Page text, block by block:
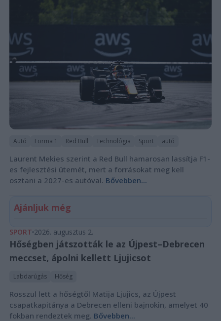
Autó Forma 1 Red Bull Technológia Sport autó
Laurent Mekies szerint a Red Bull hamarosan lassítja F1-
es fejlesztési ütemét, mert a forrásokat meg kell
osztani a 2027-es autóval. Bővebben...
Ajánljuk még
SPORT 2026. augusztus 2.
Hőségben játszották le az Újpest–Debrecen
meccset, ápolni kellett Ljujicsot
Labdarúgás Hőség
Rosszul lett a hőségtől Matija Ljujics, az Újpest
csapatkapitánya a Debrecen elleni bajnokin, amelyet 40
fokban rendeztek meg. Bővebben...